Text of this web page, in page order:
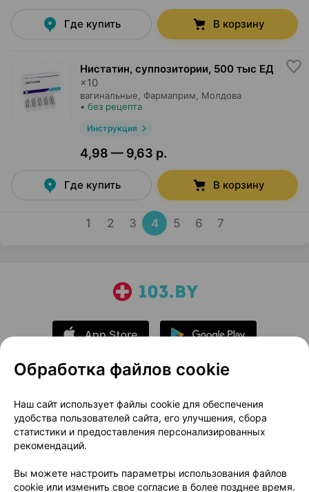
Где купить В корзину
Нистатин, суппозитории, 500 тыс ЕД
×10
вагинальные, Фармаприм , Молдова
• без рецепта
Инструкция
4,98 — 9,63 р.
Где купить В корзину
1 2 3 4 5 6 7
О проекте
Новости проекта
Размещение рекламы
Медицинский маркетинг
Публичный договор
Доставка
Способы оплаты
Вакансии Партнеры
Обработка файлов cookie
Наш сайт использует файлы cookie для обеспечения
удобства пользователей сайта, его улучшения, сбора
статистики и предоставления персонализированных
рекомендаций.
Вы можете настроить параметры использования файлов
cookie или изменить свое согласие в более позднее время.